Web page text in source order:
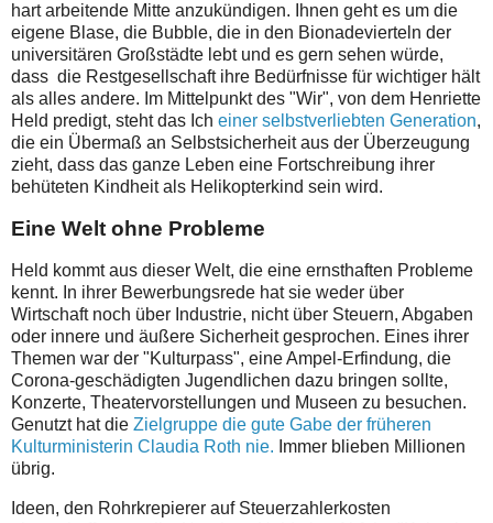
hart arbeitende Mitte anzukündigen. Ihnen geht es um die
eigene Blase, die Bubble, die in den Bionadevierteln der
universitären Großstädte lebt und es gern sehen würde,
dass die Restgesellschaft ihre Bedürfnisse für wichtiger hält
als alles andere. Im Mittelpunkt des "Wir", von dem Henriette
Held predigt, steht das Ich einer selbstverliebten Generation,
die ein Übermaß an Selbstsicherheit aus der Überzeugung
zieht, dass das ganze Leben eine Fortschreibung ihrer
behüteten Kindheit als Helikopterkind sein wird.
Eine Welt ohne Probleme
Held kommt aus dieser Welt, die eine ernsthaften Probleme
kennt. In ihrer Bewerbungsrede hat sie weder über
Wirtschaft noch über Industrie, nicht über Steuern, Abgaben
oder innere und äußere Sicherheit gesprochen. Eines ihrer
Themen war der "Kulturpass", eine Ampel-Erfindung, die
Corona-geschädigten Jugendlichen dazu bringen sollte,
Konzerte, Theatervorstellungen und Museen zu besuchen.
Genutzt hat die Zielgruppe die gute Gabe der früheren
Kulturministerin Claudia Roth nie. Immer blieben Millionen
übrig.
Ideen, den Rohrkrepierer auf Steuerzahlerkosten